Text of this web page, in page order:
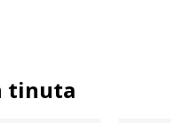
tinuta